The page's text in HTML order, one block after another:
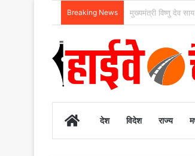
Breaking News पीडीएस प्रणाली में
Homeदेश विदेश राज्य